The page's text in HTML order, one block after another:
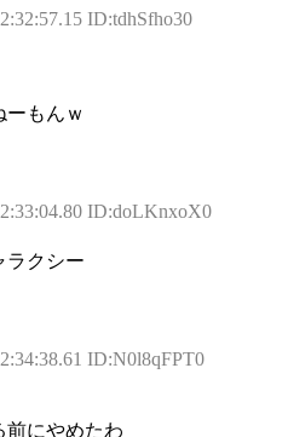
ID:tdhSfho30
もんｗ
ID:doLKnxoX0
ラクシー
ID:N0l8qFPT0
前にやめたわ